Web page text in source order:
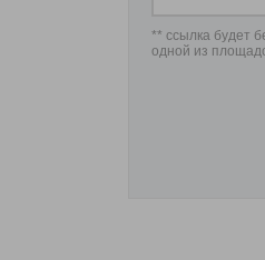
** ссылка будет
одной из